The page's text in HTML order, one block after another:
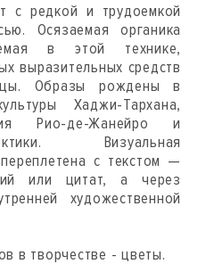
с редкой и трудоемкой
Осязаемая органика
в этой технике,
выразительных средств
Образы рождены в
Хаджи-Тархана,
Рио-де-Жанейро и
Визуальная
с текстом —
или цитат, а через
художественной
в творчестве - цветы.